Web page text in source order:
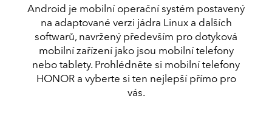
Android je mobilní operační systém postavený
na adaptované verzi jádra Linux a dalších
softwarů, navržený především pro dotyková
mobilní zařízení jako jsou mobilní telefony
nebo tablety. Prohlédněte si mobilní telefony
HONOR a vyberte si ten nejlepší přímo pro
vás.